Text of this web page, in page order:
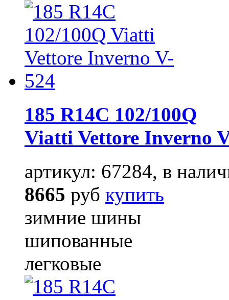
185 R14C 102/100Q
Viatti Vettore Inverno
артикул: 67284, в
8665 руб купить
зимние шины
шипованные
легковые